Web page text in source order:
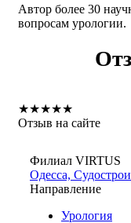
Автор более 30
вопросам урологии.
★★★★★
Отзыв на сайте
Филиал VIRTUS
Одесса,
Направление
Урология